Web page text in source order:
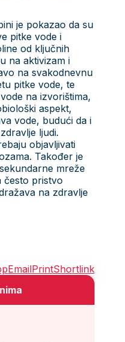
je pokazao da su
pitke vode i
od ključnih
na aktivizam i
na svakodnevnu
pitke vode, te
na izvorištima,
aspekt,
vode, budući da i
ljudi.
objavljivati
Također je
mreže
često pristvo
na zdravlje
EmailPrintShortlink